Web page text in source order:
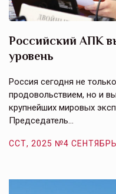
Российский АПК
уровень
Россия сегодня не
продовольствием, но и
крупнейших мировых
Председатель…
ССТ, 2025 №4 СЕНТЯБРЬ